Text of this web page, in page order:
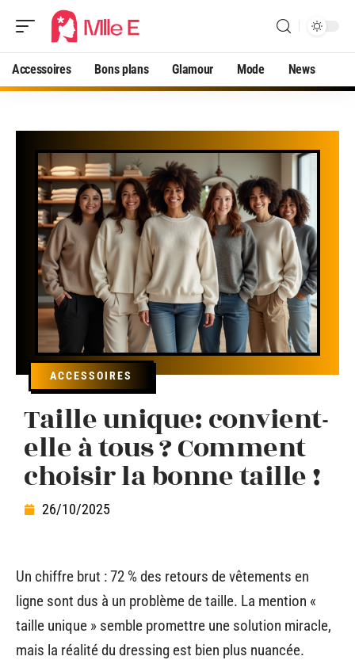
Accessoires Bons plans Glamour Mode News
ACCESSOIRES
Taille unique: convient-
elle à tous ? Comment
choisir la bonne taille !
26/10/2025
Un chiffre brut : 72 % des retours de vêtements en
ligne sont dus à un problème de taille. La mention «
taille unique » semble promettre une solution miracle,
mais la réalité du dressing est bien plus nuancée.